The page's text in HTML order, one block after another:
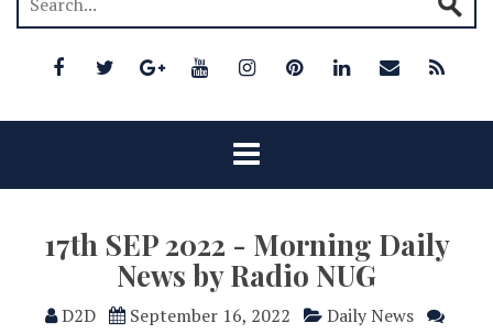
17th SEP 2022 - Morning Daily
News by Radio NUG
D2D September 16, 2022
Daily News